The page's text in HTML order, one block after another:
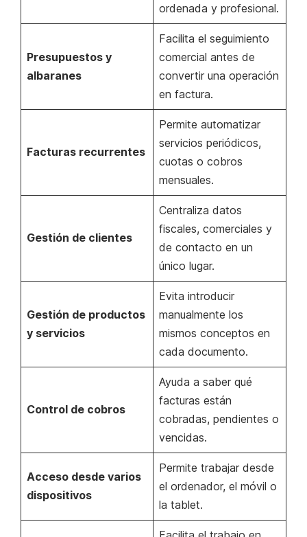
ordenada y profesional.
Presupuestos y
albaranes
Facilita el seguimiento
comercial antes de
convertir una operación
en factura.
Facturas recurrentes
Permite automatizar
servicios periódicos,
cuotas o cobros
mensuales.
Gestión de clientes
Centraliza datos
fiscales, comerciales y
de contacto en un
único lugar.
Gestión de productos
y servicios
Evita introducir
manualmente los
mismos conceptos en
cada documento.
Control de cobros
Ayuda a saber qué
facturas están
cobradas, pendientes o
vencidas.
Acceso desde varios
dispositivos
Permite trabajar desde
el ordenador, el móvil o
la tablet.